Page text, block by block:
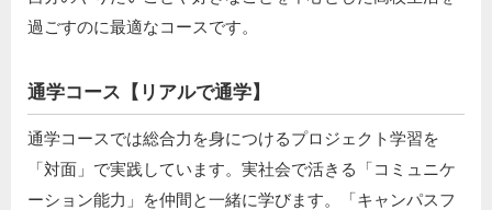
過ごすのに最適なコースです。
通学コース【リアルで通学】
通学コースでは総合力を身につけるプロジェクト学習を
「対面」で実践しています。実社会で活きる「コミュニケ
ーション能力」を仲間と一緒に学びます。「キャンパスフ